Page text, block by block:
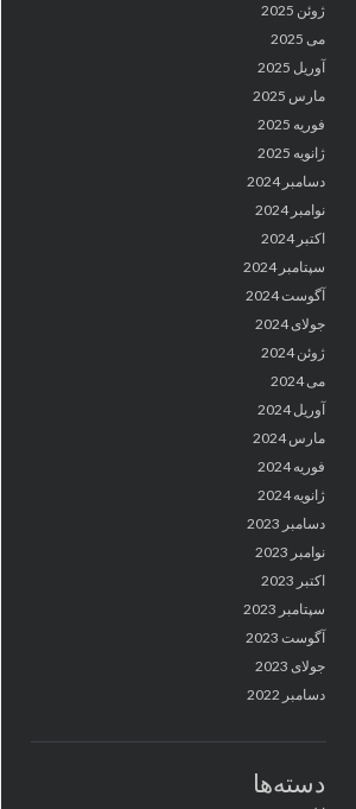
ژوئن 2025
می 2025
آوریل 2025
مارس 2025
فوریه 2025
ژانویه 2025
دسامبر 2024
نوامبر 2024
اکتبر 2024
سپتامبر 2024
آگوست 2024
جولای 2024
ژوئن 2024
می 2024
آوریل 2024
مارس 2024
فوریه 2024
ژانویه 2024
دسامبر 2023
نوامبر 2023
اکتبر 2023
سپتامبر 2023
آگوست 2023
جولای 2023
دسامبر 2022
دسته‌ها